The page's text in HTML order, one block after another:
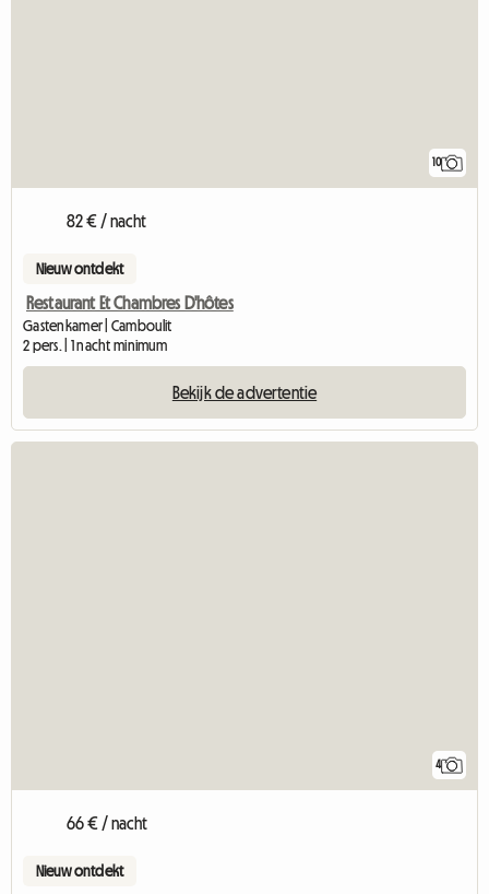
10
82 € / nacht
Nieuw ontdekt
Restaurant Et Chambres D'hôtes
Gastenkamer | Camboulit
2 pers. | 1 nacht minimum
Bekijk de advertentie
4
66 € / nacht
Nieuw ontdekt